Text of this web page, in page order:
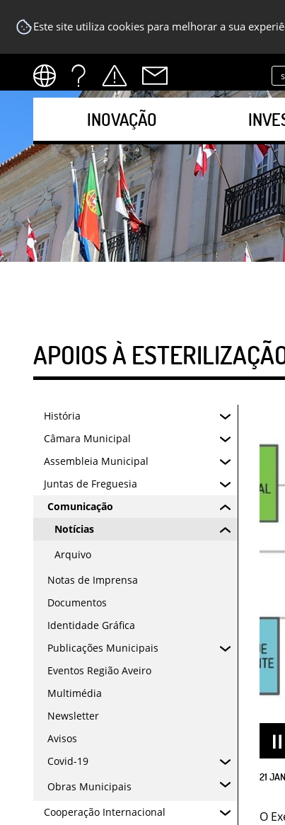
Este site utiliza cookies para melhorar a sua
INOVAÇÃO
APOIOS À
História
Câmara Municipal
Assembleia Municipal
Juntas de Freguesia
Comunicação
Notícias
Arquivo
Notas de Imprensa
Documentos
Identidade Gráfica
Publicações Municipais
Eventos Região Aveiro
Multimédia
Newsletter
Avisos
Covid-19
Obras Municipais
Cooperação Internacional
21
O